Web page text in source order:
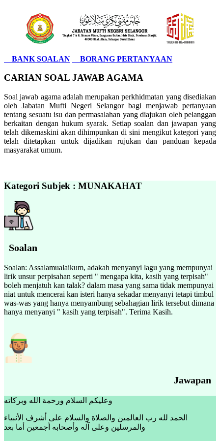
BANK SOALAN BORANG PERTANYAAN
CARIAN SOAL JAWAB AGAMA
Soal jawab agama adalah merupakan perkhidmatan yang disediakan
oleh Jabatan Mufti Negeri Selangor bagi menjawab pertanyaan
tentang sesuatu isu dan permasalahan yang diajukan oleh pelanggan
berkaitan dengan hukum syarak. Setiap soalan dan jawapan yang
telah dikemaskini akan dihimpunkan di sini mengikut kategori yang
telah ditetapkan untuk dijadikan rujukan dan panduan kepada
masyarakat umum.
Kategori Subjek : MUNAKAHAT
Soalan
Soalan: Assalamualaikum, adakah menyanyi lagu yang mempunyai
lirik unsur perpisahan seperti " mengapa kita, kasih yang terpisah"
boleh menjatuh kan talak? dalam masa yang sama tidak mempunyai
niat untuk mencerai kan isteri hanya sekadar menyanyi tetapi timbul
was-was yang hanya menyambung sebahagian lirik tersebut dimana
hanya menyanyi " kasih yang terpisah". Terima Kasih.
Jawapan
وعليكم السلام ورحمة الله وبركاته
الحمد لله رب العالمين والصلاة والسلام على أشرف الأنبياء
والمرسلين وعلى آله وأصحابه أجمعين أما بعد